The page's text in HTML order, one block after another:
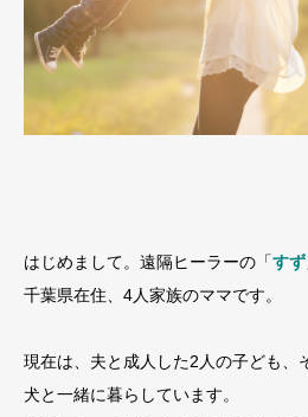
はじめまして。遠隔ヒーラーの「すず
千葉県在住、4人家族のママです。
現在は、夫と成人した2人の子ども、
犬と一緒に暮らしています。